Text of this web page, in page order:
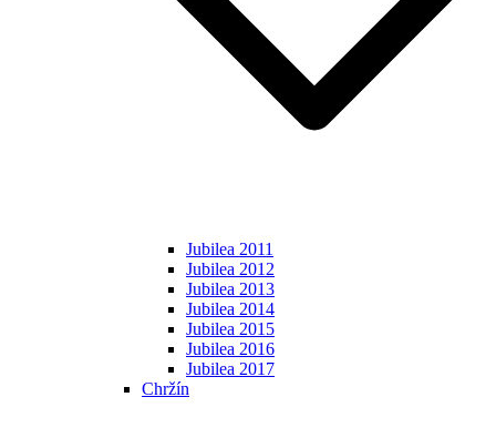
Jubilea 2011
Jubilea 2012
Jubilea 2013
Jubilea 2014
Jubilea 2015
Jubilea 2016
Jubilea 2017
Chržín